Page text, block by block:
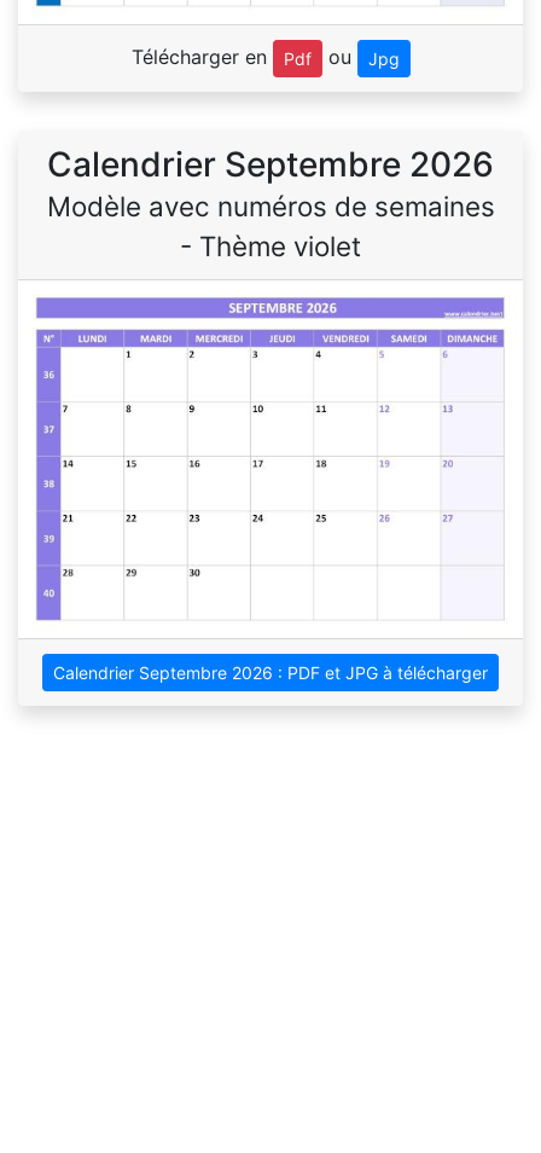
Télécharger en Pdf ou Jpg
Calendrier Septembre 2026
Modèle avec numéros de semaines
- Thème violet
Calendrier Septembre 2026 : PDF et JPG à télécharger